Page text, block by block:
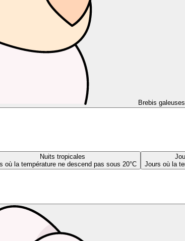
Brebis galeuses
Nuits tropicales
où la température ne descend pas sous 20°C
Jours où la